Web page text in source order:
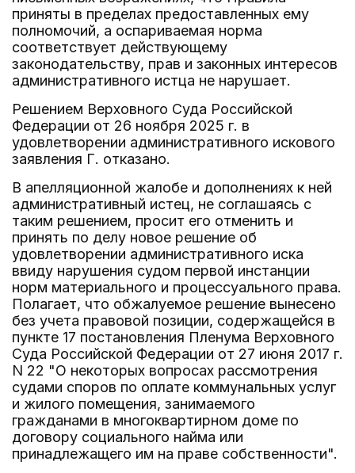
приняты в пределах предоставленных ему
полномочий, а оспариваемая норма
соответствует действующему
законодательству, прав и законных интересов
административного истца не нарушает.
Решением Верховного Суда Российской
Федерации от 26 ноября 2025 г. в
удовлетворении административного искового
заявления Г. отказано.
В апелляционной жалобе и дополнениях к ней
административный истец, не соглашаясь с
таким решением, просит его отменить и
принять по делу новое решение об
удовлетворении административного иска
ввиду нарушения судом первой инстанции
норм материального и процессуального права.
Полагает, что обжалуемое решение вынесено
без учета правовой позиции, содержащейся в
пункте 17 постановления Пленума Верховного
Суда Российской Федерации от 27 июня 2017 г.
N 22 "О некоторых вопросах рассмотрения
судами споров по оплате коммунальных услуг
и жилого помещения, занимаемого
гражданами в многоквартирном доме по
договору социального найма или
принадлежащего им на праве собственности".